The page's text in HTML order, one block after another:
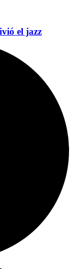
el jazz